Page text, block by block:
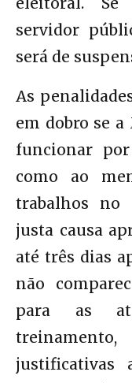
servidor
será de
As
em dobro se a
funcionar
como ao
trabalhos no
justa causa
até três dias
não
para as
justificativas